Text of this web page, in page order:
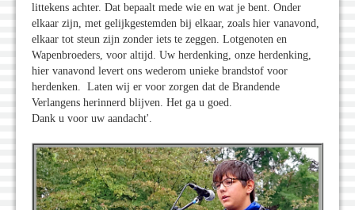
littekens achter. Dat bepaalt mede wie en wat je bent. Onder
elkaar zijn, met gelijkgestemden bij elkaar, zoals hier vanavond,
elkaar tot steun zijn zonder iets te zeggen. Lotgenoten en
Wapenbroeders, voor altijd. Uw herdenking, onze herdenking,
hier vanavond levert ons wederom unieke brandstof voor
herdenken. Laten wij er voor zorgen dat de Brandende
Verlangens herinnerd blijven. Het ga u goed.
Dank u voor uw aandacht'.